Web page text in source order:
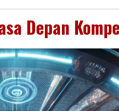
Depan